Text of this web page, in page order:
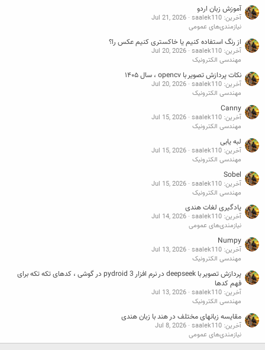
آموزش زبان اردو
آخرین: saalek110
Jul 21, 2026
نیازمندی‌های عمومی
از رنگ استفاده کنیم یا خاکستری کنیم عکس را؟
آخرین: saalek110
Jul 20, 2026
مهندسی الکترونیک
نکات پردازش تصویر با opencv ، سال ۱۴۰۵
آخرین: saalek110
Jul 20, 2026
مهندسی الکترونیک
Canny
آخرین: saalek110
Jul 15, 2026
مهندسی الکترونیک
لبه یابی
آخرین: saalek110
Jul 15, 2026
مهندسی الکترونیک
Sobel
آخرین: saalek110
Jul 15, 2026
مهندسی الکترونیک
یادگیری لغات هندی
آخرین: saalek110
Jul 14, 2026
نیازمندی‌های عمومی
Numpy
آخرین: saalek110
Jul 13, 2026
مهندسی الکترونیک
پردازش تصویر با deepseek در نرم افزار pydroid 3 در گوشی ، کدهای تکه تکه برای
فهم کدها
آخرین: saalek110
Jul 13, 2026
مهندسی الکترونیک
مقایسه زبانهای مختلف در هند با زبان هندی
آخرین: saalek110
Jul 8, 2026
نیازمندی‌های عمومی